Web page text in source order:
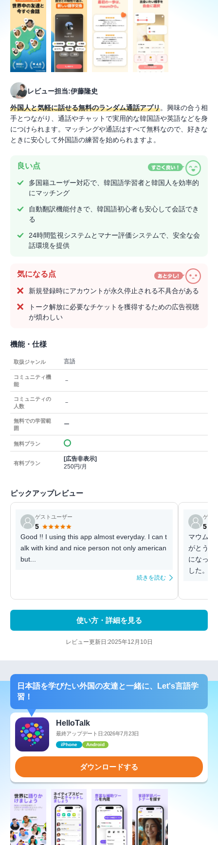
レビュー担当:伊藤隆史
外国人と気軽に話せる無料のランダム通話アプリ。興味の合う相
手とつながり、通話やチャットで実用的な韓国語や英語などを身
につけられます。マッチングや通話はすべて無料なので、好きな
ときに安心して外国語の練習を始められますよ。
良い点
多国籍ユーザー対応で、韓国語学習者と韓国人を効率的
にマッチング
自動翻訳機能付きで、韓国語初心者も安心して会話でき
る
24時間監視システムとマナー評価システムで、安全な会
話環境を提供
気になる点
新規登録時にアカウントが永久停止される不具合がある
トーク解放に必要なチケットを獲得するための広告視聴
が煩わしい
機能・仕様
取扱ジャンル 言語
コミュニティ機
能
－
コミュニティの
人数
－
無料での学習範
囲
ー
無料プラン
有料プラン
[広告非表示]
250円/月
ピックアップレビュー
ゲストユーザー
5
Good !! I using this app almost everyday. I can t
alk with kind and nice person not only american
but...
続きを読む
ゲス
5
マウムの
がとうご
になって
した。
使い方・詳細を見る
レビュー更新日:2025年12月10日
日本語を学びたい外国の友達と一緒に、Let's言語学
習！
HelloTalk
最終アップデート日:2026年7月23日
iPhone Android
ダウンロードする